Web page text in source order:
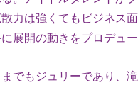
力は強くてもビジネス
展開の動きをプロデュ
でもジュリーであり、